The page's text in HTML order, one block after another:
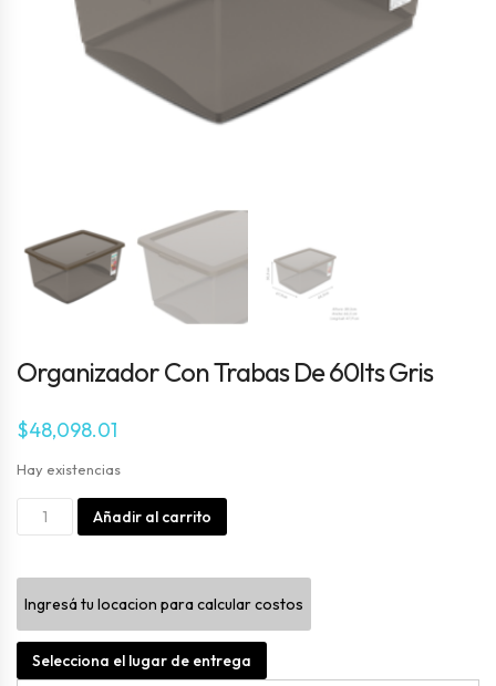
Organizador Con Trabas De 60lts Gris
$48,098.01
Hay existencias
Organizador
Trabas
De
60lts
Gris
Añadir al carrito
Ingresá tu locacion para calcular costos
Selecciona el lugar de entrega